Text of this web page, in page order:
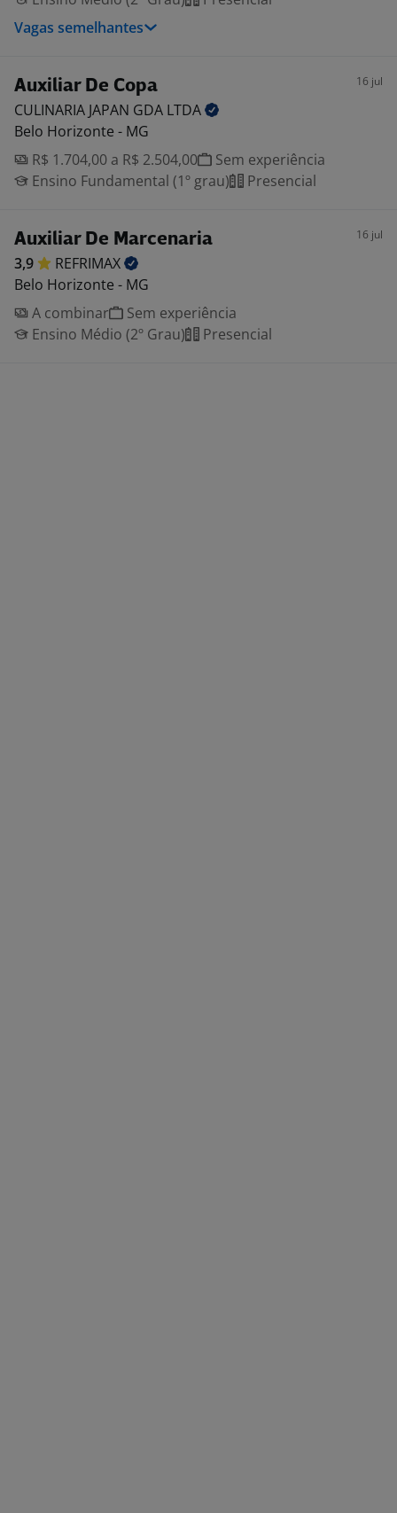
Vagas semelhantes
Auxiliar De Copa 16 jul
CULINARIA JAPAN GDA LTDA
Belo Horizonte - MG
R$ 1.704,00 a R$ 2.504,00
Sem experiência
Ensino Fundamental (1º grau)
Presencial
Auxiliar De Marcenaria 16 jul
3,9
REFRIMAX
Belo Horizonte - MG
A combinar
Sem experiência
Ensino Médio (2º Grau)
Presencial